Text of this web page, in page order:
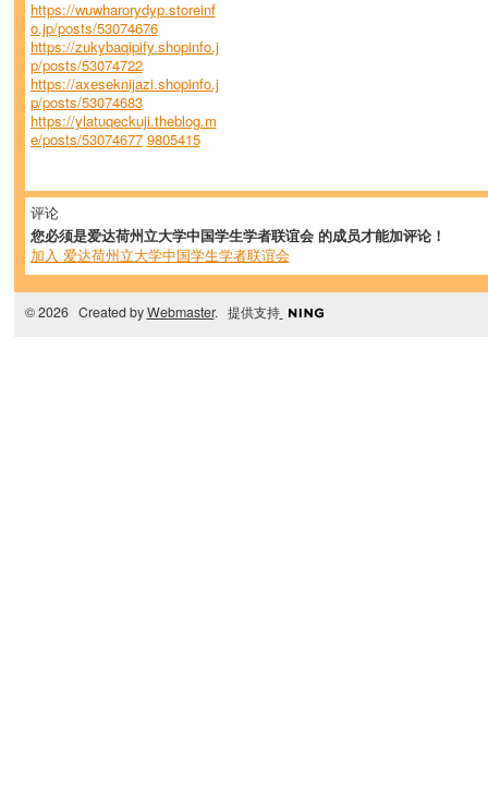
https://wuwharorydyp.storeinf
o.jp/posts/53074676
https://zukybaqipify.shopinfo.j
p/posts/53074722
https://axeseknijazi.shopinfo.j
p/posts/53074683
https://ylatuqeckuji.theblog.m
e/posts/53074677 9805415
评论
您必须是爱达荷州立大学中国学生学者联谊会 的成员才能加评论！
加入 爱达荷州立大学中国学生学者联谊会
© 2026 Created byWebmaster. 提供支持